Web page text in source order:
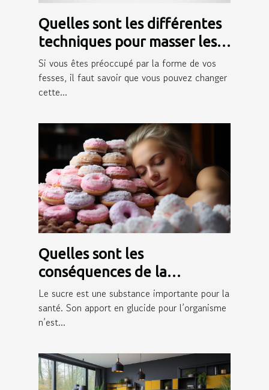
Quelles sont les différentes
techniques pour masser les
fesses ?
Si vous êtes préoccupé par la forme de vos
fesses, il faut savoir que vous pouvez changer
cette...
Quelles sont les
conséquences de la
consommation du sucre sur
la peau ?
Le sucre est une substance importante pour la
santé. Son apport en glucide pour l’organisme
n’est...